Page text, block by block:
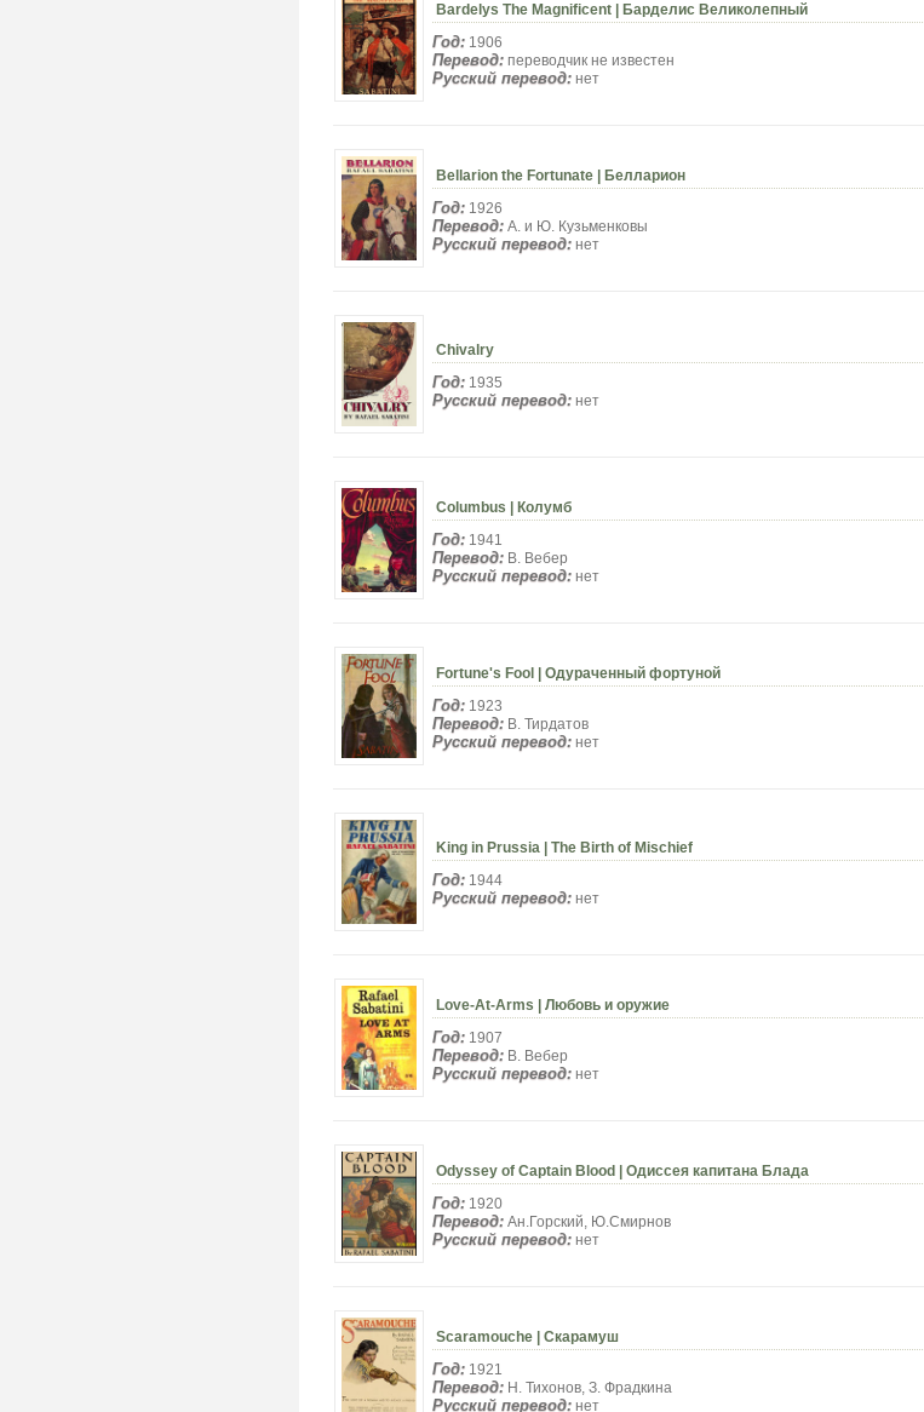
Bardelys The Magnificent | Барделис Великолепный
Год: 1906
Перевод: переводчик не известен
Русский перевод: нет
Bellarion the Fortunate | Белларион
Год: 1926
Перевод: А. и Ю. Кузьменковы
Русский перевод: нет
Chivalry
Год: 1935
Русский перевод: нет
Columbus | Колумб
Год: 1941
Перевод: В. Вебер
Русский перевод: нет
Fortune's Fool | Одураченный фортуной
Год: 1923
Перевод: В. Тирдатов
Русский перевод: нет
King in Prussia | The Birth of Mischief
Год: 1944
Русский перевод: нет
Love-At-Arms | Любовь и оружие
Год: 1907
Перевод: В. Вебер
Русский перевод: нет
Odyssey of Captain Blood | Одиссея капитана Блада
Год: 1920
Перевод: Ан.Горский, Ю.Смирнов
Русский перевод: нет
Scaramouche | Скарамуш
Год: 1921
Перевод: Н. Тихонов, З. Фрадкина
Русский перевод: нет